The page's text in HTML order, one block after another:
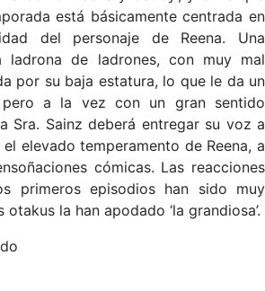
está básicamente centrada en
del personaje de Reena. Una
ladrona de ladrones, con muy mal
por su baja estatura, lo que le da un
pero a la vez con un gran sentido
Sra. Sainz deberá entregar su voz a
elevado temperamento de Reena, a
cómicas. Las reacciones
primeros episodios han sido muy
la han apodado ‘la grandiosa’.